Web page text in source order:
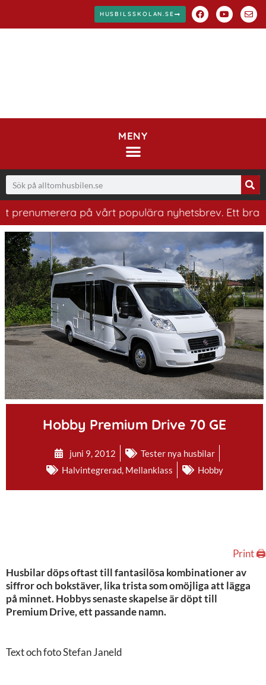
HUSBILSSKOLAN.SE
MENY
på vårt populära nyhetsbrev. Ett bra
.
Hobby Premium Drive 70 GE
juni 9, 2012
Tester nya husbilar
Halvintegrerad, Mellanklass Hobby
Print 🖨
Husbilar döps oftast till fantasilösa kombinationer av
siffror och bokstäver, lika trista som omöjliga att lägga
på minnet. Hobbys senaste skapelse är döpt till
Premium Drive, ett passande namn.
Text och foto Stefan Janeld